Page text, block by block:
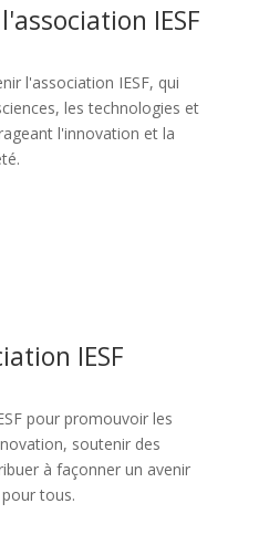
IESF
l'association IESF, qui
les technologies et
l'innovation et la
IESF
pour promouvoir les
soutenir des
à façonner un avenir
tous.